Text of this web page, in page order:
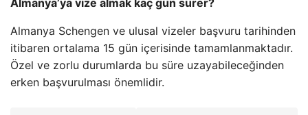
Almanya’ya vize almak kaç gün sürer?
Almanya Schengen ve ulusal vizeler başvuru tarihinden
itibaren ortalama 15 gün içerisinde tamamlanmaktadır.
Özel ve zorlu durumlarda bu süre uzayabileceğinden
erken başvurulması önemlidir.